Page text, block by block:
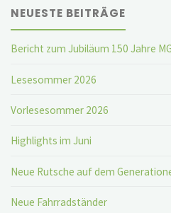
NEUESTE BEITRÄGE
Bericht zum Jubiläum 150 Jahre
Lesesommer 2026
Vorlesesommer 2026
Highlights im Juni
Neue Rutsche auf dem
Neue Fahrradständer